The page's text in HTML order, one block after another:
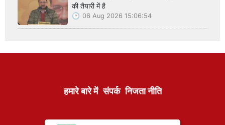
की तैयारी में है
06 Aug 2026 15:06:54
हमारे बारे में संपर्क निजता नीति